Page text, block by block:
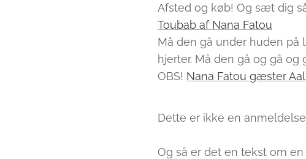
Afsted og køb! Og sæt dig
Toubab af Nana Fatou
Må den gå under huden på
hjerter. Må den gå og gå og
OBS! Nana Fatou gæster
Dette er ikke en
Og så er det en tekst om